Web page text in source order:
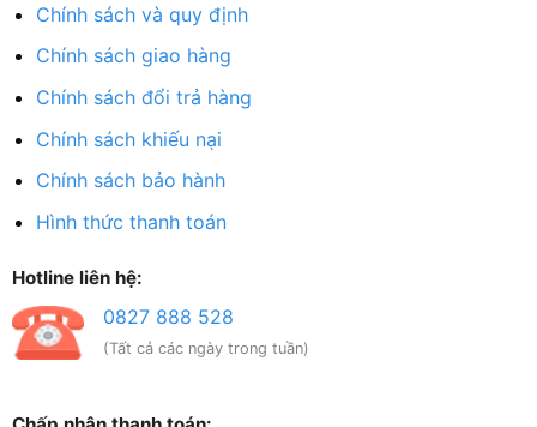
Chính sách và quy định
Chính sách giao hàng
Chính sách đổi trả hàng
Chính sách khiếu nại
Chính sách bảo hành
Hình thức thanh toán
Hotline liên hệ:
0827 888 528
(Tất cả các ngày trong tuần)